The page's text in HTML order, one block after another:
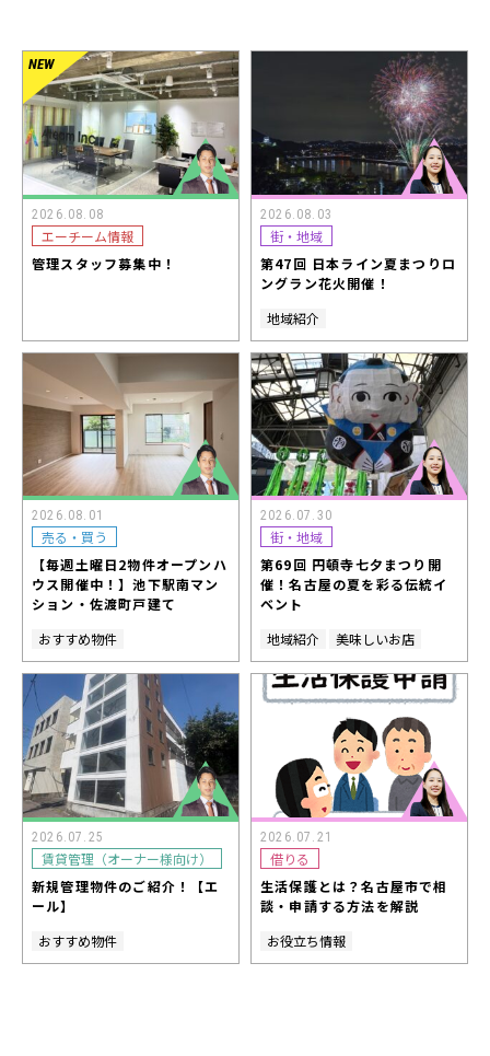
2026.08.08
エーチーム情報
管理スタッフ募集中！
2026.08.03
街・地域
第47回 日本ライン夏まつりロ
ングラン花火開催！
地域紹介
2026.08.01
売る・買う
【毎週土曜日2物件オープンハ
ウス開催中！】池下駅南マン
ション・佐渡町戸建て
おすすめ物件
2026.07.30
街・地域
第69回 円頓寺七夕まつり開
催！名古屋の夏を彩る伝統イ
ベント
地域紹介
美味しいお店
2026.07.25
賃貸管理（オーナー様向け）
新規管理物件のご紹介！【エ
ール】
おすすめ物件
2026.07.21
借りる
生活保護とは？名古屋市で相
談・申請する方法を解説
お役立ち情報